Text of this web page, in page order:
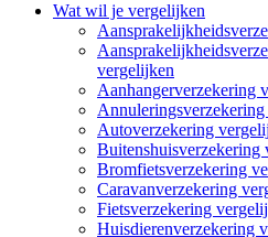
Wat wil je vergelijken
vergelijken
Aanhangerverzekering
Autoverzekering
Buitenshuisverzekering
Bromfietsverzekering
Caravanverzekering
Fietsverzekering
Huisdierenverzekering